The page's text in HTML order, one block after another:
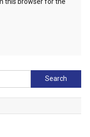
Search
for: